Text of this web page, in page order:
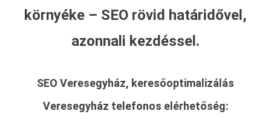
környéke – SEO rövid határidővel,
azonnali kezdéssel.
SEO Veresegyház, keresőoptimalizálás
Veresegyház telefonos elérhetőség: